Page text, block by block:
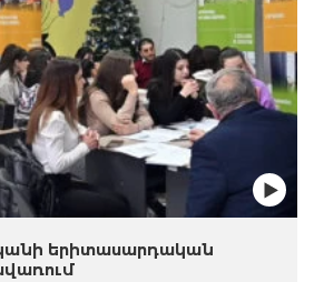
երիտասարդական